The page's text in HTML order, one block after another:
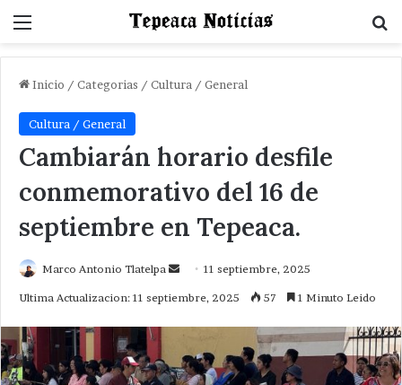
Menu
Inicio / Categorias / Cultura / General
Cultura / General
Cambiarán horario desfile
conmemorativo del 16 de
septiembre en Tepeaca.
Marco Antonio Tlatelpa
Send11 septiembre, 2025
Ultima Actualizacion: 11 septiembre, 2025 57 1 Minuto Leido